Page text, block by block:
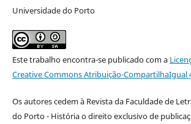
Universidade do Porto
Este trabalho encontra-se publicado com a
Creative Commons Atribuição-CompartilhaIgual
Os autores cedem à Revista da Faculdade de
do Porto - Históriao direito exclusivo de